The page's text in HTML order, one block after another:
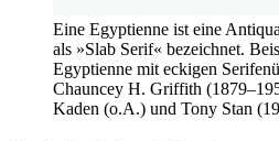
Eine Egyptienne ist eine
als »Slab Serif« bezeichnet.
Egyptienne mit eckigen
Chauncey H. Griffith
Kaden (o.A.) und Tony Stan